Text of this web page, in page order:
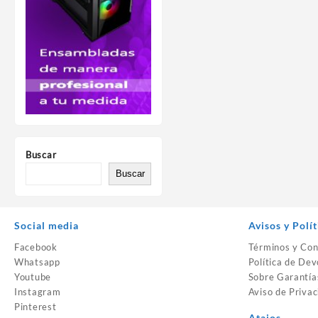
Buscar
Buscar
Social media
Facebook
Whatsapp
Youtube
Instagram
Pinterest
Avisos y
Términos y
Política de
Sobre
Aviso de